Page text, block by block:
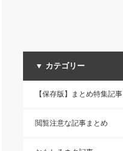
▼ カテゴリー
【保存版】まとめ特集記事
閲覧注意な記事まとめ